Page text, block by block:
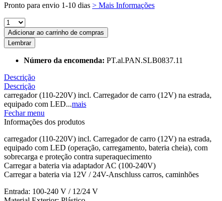
Pronto para envio 1-10 dias > Mais Informações
Adicionar ao carrinho de compras
Lembrar
Número da encomenda: PT.al.PAN.SLB0837.11
Descrição
Descrição
carregador (110-220V) incl. Carregador de carro (12V) na estrada,
equipado com LED...mais
Fechar menu
Informações dos produtos
carregador (110-220V) incl. Carregador de carro (12V) na estrada,
equipado com LED (operação, carregamento, bateria cheia), com
sobrecarga e proteção contra superaquecimento
Carregar a bateria via adaptador AC (100-240V)
Carregar a bateria via 12V / 24V-Anschluss carros, caminhões
Entrada: 100-240 V / 12/24 V